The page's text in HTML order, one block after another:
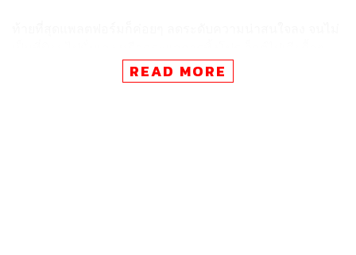
ของ Andre Cronje ผู้ก่อตั้ง Yearn Finance ที่ประกาศวางมือ
จากโปรเจ็กต์ที่กำลังทำอยู่บนเครือข่ายของ Fantom และ
READ MORE